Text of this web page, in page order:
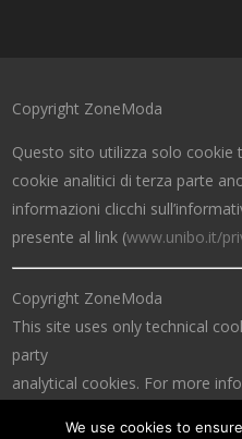
Copyright ZoneModa
Questo sito utilizza solo cookie
cookie analitici di terza parte
informazioni clicchi
presente al link (www.unibo.it/
Copyright ZoneModa
This site uses only technical
party
analytical cookies. For more
We use cookies to